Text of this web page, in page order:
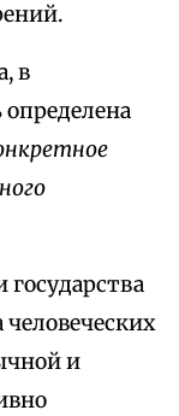
в
государства
и